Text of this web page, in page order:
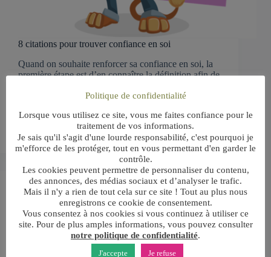
8 citations pour trouver confiance en soi
Quand on souhaite renforcer sa confiance en soi, la
première étape est d’en connaître la définition afin de
soi, l’affirmation de soi et l’acceptation de soi. Les
propose vous permettront également de mieux cerner
sa définition, son…
Politique de confidentialité
Lorsque vous utilisez ce site, vous me faites confiance pour le
traitement de vos informations.
Je sais qu'il s'agit d'une lourde responsabilité, c'est pourquoi je
m'efforce de les protéger, tout en vous permettant d'en garder le
contrôle.
Les cookies peuvent permettre de personnaliser du contenu,
des annonces, des médias sociaux et d’analyser le trafic.
Mais il n'y a rien de tout cela sur ce site ! Tout au plus nous
enregistrons ce cookie de consentement.
Vous consentez à nos cookies si vous continuez à utiliser ce
site. Pour de plus amples informations, vous pouvez consulter
notre politique de confidentialité.
J'accepte Je refuse